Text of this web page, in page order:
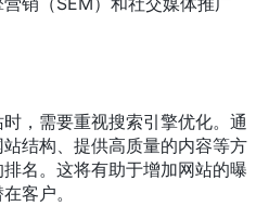
，需要重视搜索引擎优化。通
结构、提供高质量的内容等方
名。这将有助于增加网站的曝
客户。